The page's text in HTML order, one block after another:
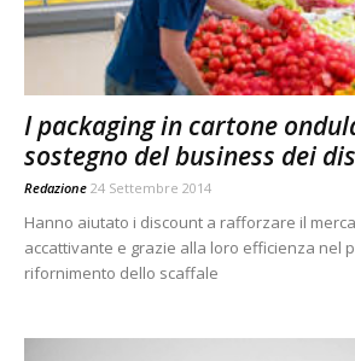
I packaging in cartone
sostegno del business dei
Redazione 24 Settembre 2014
Hanno aiutato i discount a rafforzare il
accattivante e grazie alla loro efficienza nel
rifornimento dello scaffale